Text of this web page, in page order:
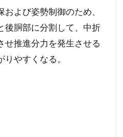
よび姿勢制御のため、
後胴部に分割して、中折
せ推進分力を発生させる
やすくなる。